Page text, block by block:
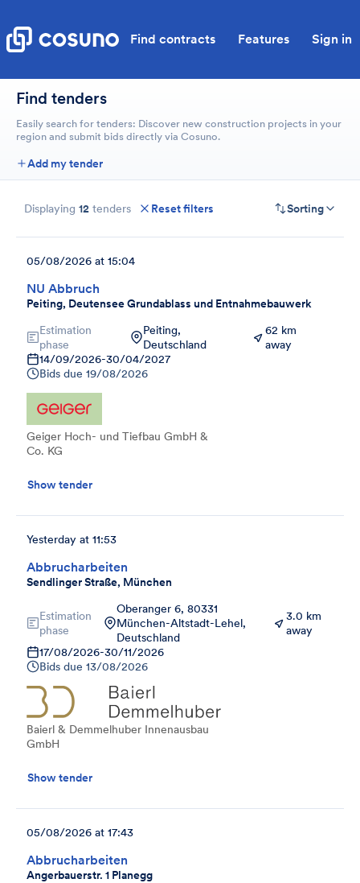
Find contracts Features Sign in
Find tenders
Easily search for tenders: Discover new construction projects in your
region and submit bids directly via Cosuno.
Add my tender
Displaying 12 tenders Reset filters Sorting
NU Abbruch
Peiting, Deutensee Grundablass und Entnahmebauwerk
05/08/2026 at 15:04
Estimation
phase
Peiting,
Deutschland
62 km
away
14/09/2026-30/04/2027
Bids due 19/08/2026
Geiger Hoch- und Tiefbau GmbH &
Co. KG
Show tender
Abbrucharbeiten
Sendlinger Straße, München
Yesterday at 11:53
Estimation
phase
Oberanger 6, 80331
München-Altstadt-Lehel,
Deutschland
3.0 km
away
17/08/2026-30/11/2026
Bids due 13/08/2026
Baierl & Demmelhuber Innenausbau
GmbH
Show tender
Abbrucharbeiten
Angerbauerstr. 1 Planegg
05/08/2026 at 17:43